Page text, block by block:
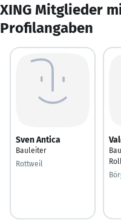
XING Mitglieder
Profilangaben
Sven Antica
Bauleiter
Rottweil